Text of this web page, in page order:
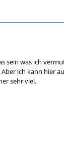
sein was ich
ich kann hier
sehr viel.